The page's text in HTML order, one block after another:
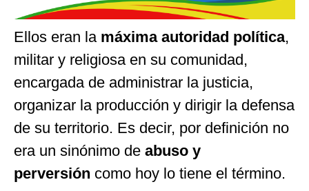
Ellos eran la máxima autoridad política,
militar y religiosa en su comunidad,
encargada de administrar la justicia,
organizar la producción y dirigir la defensa
de su territorio. Es decir, por definición no
era un sinónimo de abuso y
perversión como hoy lo tiene el término.